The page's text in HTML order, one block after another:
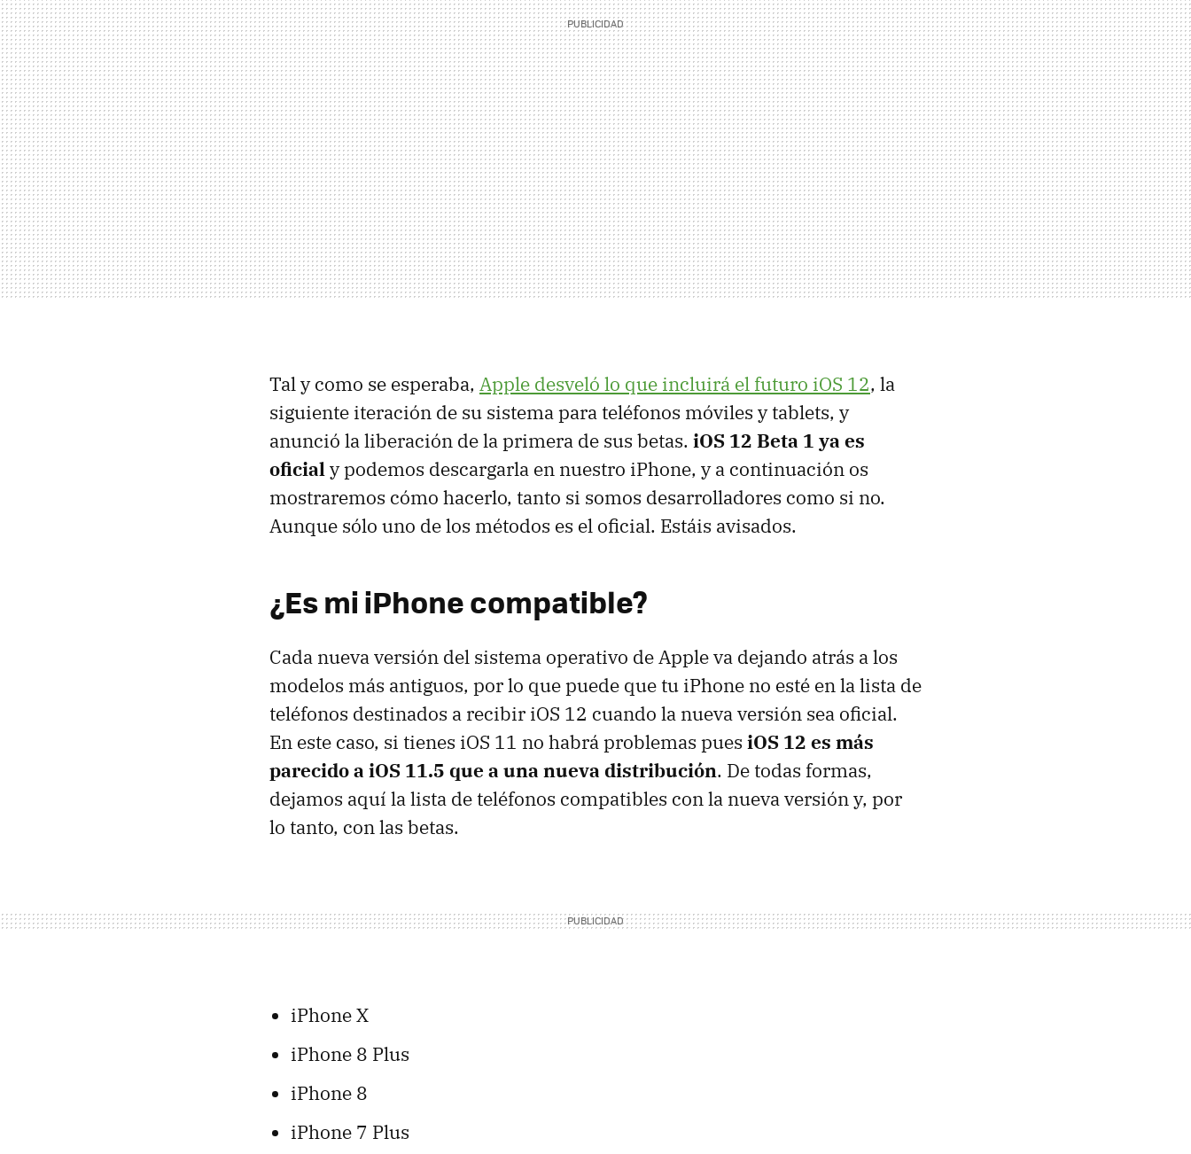
Tal y como se esperaba, Apple desveló lo que incluirá el futuro iOS 12, la
siguiente iteración de su sistema para teléfonos móviles y tablets, y
anunció la liberación de la primera de sus betas. iOS 12 Beta 1 ya es
oficialy podemos descargarla en nuestro iPhone, y a continuación os
mostraremos cómo hacerlo, tanto si somos desarrolladores como si no.
Aunque sólo uno de los métodos es el oficial. Estáis avisados.
¿Es mi iPhone compatible?
Cada nueva versión del sistema operativo de Apple va dejando atrás a los
modelos más antiguos, por lo que puede que tu iPhone no esté en la lista de
teléfonos destinados a recibir iOS 12 cuando la nueva versión sea oficial.
En este caso, si tienes iOS 11 no habrá problemas pues iOS 12 es más
parecido a iOS 11.5 que a una nueva distribución. De todas formas,
dejamos aquí la lista de teléfonos compatibles con la nueva versión y, por
lo tanto, con las betas.
iPhone X
iPhone 8 Plus
iPhone 8
iPhone 7 Plus